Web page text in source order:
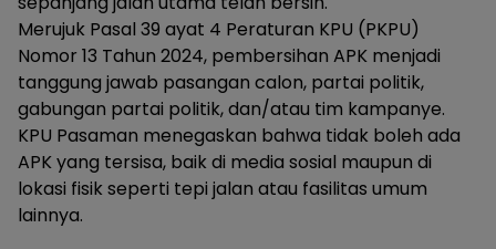
Merujuk Pasal 39 ayat 4 Peraturan KPU (PKPU)
Nomor 13 Tahun 2024, pembersihan APK menjadi
tanggung jawab pasangan calon, partai politik,
gabungan partai politik, dan/atau tim kampanye.
KPU Pasaman menegaskan bahwa tidak boleh ada
APK yang tersisa, baik di media sosial maupun di
lokasi fisik seperti tepi jalan atau fasilitas umum
lainnya.